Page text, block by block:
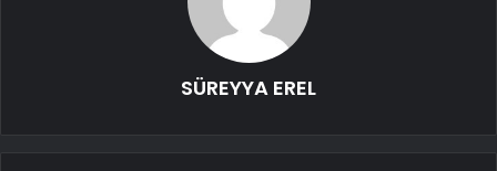
SÜREYYA EREL